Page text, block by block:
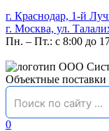
г. Краснодар, 1-й
г. Москва, ул.
Пн. – Пт.: с 8:00 до
Объектные
0